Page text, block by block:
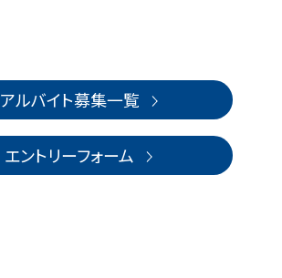
アルバイト募集一覧
エントリーフォーム